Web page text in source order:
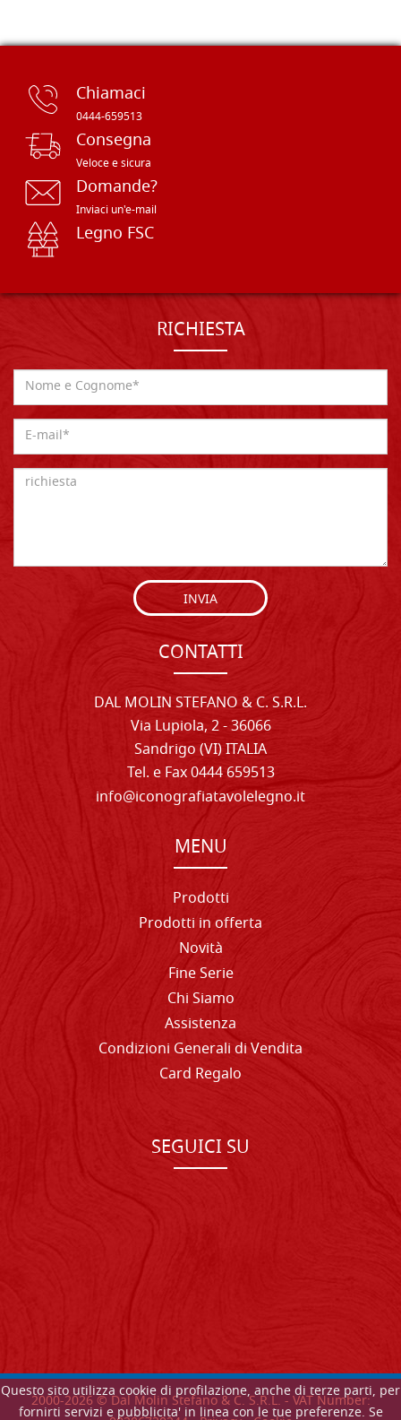
Questo sito utilizza cookie di profilazione, anche di terze parti, per
fornirti servizi e pubblicita' in linea con le tue preferenze. Se
Chiamaci
0444-659513
Consegna
Veloce e sicura
Domande?
Inviaci un'e-mail
Legno FSC
RICHIESTA
INVIA
CONTATTI
DAL MOLIN STEFANO & C. S.R.L.
Via Lupiola, 2 - 36066
Sandrigo (VI) ITALIA
Tel. e Fax 0444 659513
info@iconografiatavolelegno.it
MENU
Prodotti
Prodotti in offerta
Novità
Fine Serie
Chi Siamo
Assistenza
Condizioni Generali di Vendita
Card Regalo
SEGUICI SU
2000-2026© Dal Molin Stefano & C. S.R.L. - VAT Number: